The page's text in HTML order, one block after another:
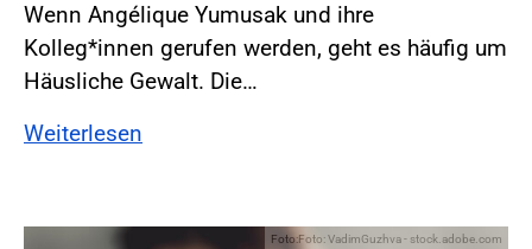
Wenn Angélique Yumusak und ihre
Kolleg*innen gerufen werden, geht es häufig um
Häusliche Gewalt. Die…
Weiterlesen
Foto:Foto: VadimGuzhva - stock.adobe.com